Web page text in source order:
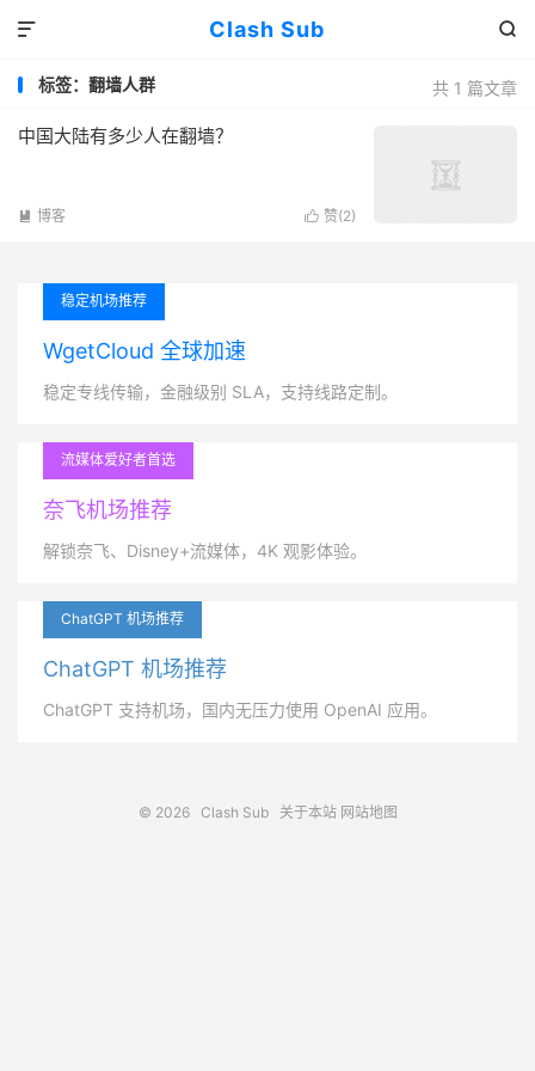
Clash Sub 

共 1 篇文章
标签：翻墙人群
中国大陆有多少人在翻墙？
 赞(2)
 博客
稳定机场推荐
WgetCloud 全球加速
稳定专线传输，金融级别 SLA，支持线路定制。
流媒体爱好者首选
奈飞机场推荐
解锁奈飞、Disney+流媒体，4K 观影体验。
ChatGPT 机场推荐
ChatGPT 机场推荐
ChatGPT 支持机场，国内无压力使用 OpenAI 应用。
© 2026 Clash Sub 关于本站 网站地图